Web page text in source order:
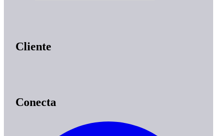
Cliente
Conecta